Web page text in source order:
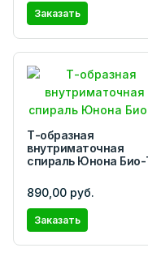
Заказать
Т-образная
внутриматочная
спираль Юнона Био-
890,00 руб.
Заказать